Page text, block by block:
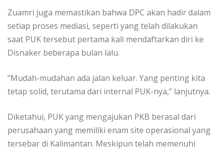
Zuamri juga memastikan bahwa DPC akan hadir dalam
setiap proses mediasi, seperti yang telah dilakukan
saat PUK tersebut pertama kali mendaftarkan diri ke
Disnaker beberapa bulan lalu.
“Mudah-mudahan ada jalan keluar. Yang penting kita
tetap solid, terutama dari internal PUK-nya,” lanjutnya.
Diketahui, PUK yang mengajukan PKB berasal dari
perusahaan yang memiliki enam site operasional yang
tersebar di Kalimantan. Meskipun telah memenuhi